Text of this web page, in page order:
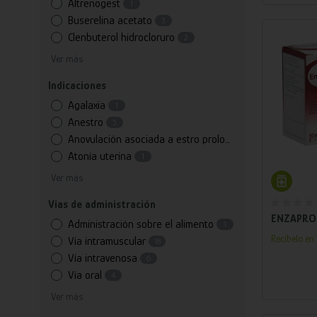
Altrenogest
Buserelina acetato
Clenbuterol hidrocloruro
Ver más
Indicaciones
Agalaxia
Anestro
Anovulación asociada a estro prolongado
Atonía uterina
Ver más
Vias de administración
Administración sobre el alimento
Vía intramuscular
Vía intravenosa
Vía oral
Ver más
Recíbelo en